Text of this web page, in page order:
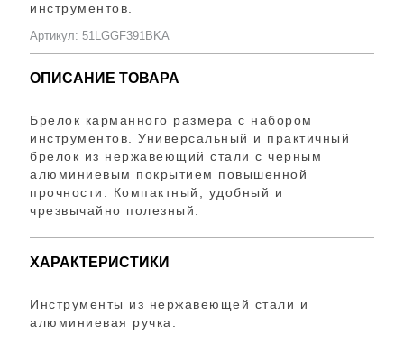
инструментов.
Артикул: 51LGGF391BKA
ОПИСАНИЕ ТОВАРА
Брелок карманного размера с набором
инструментов. Универсальный и практичный
брелок из нержавеющий стали с черным
алюминиевым покрытием повышенной
прочности. Компактный, удобный и
чрезвычайно полезный.
ХАРАКТЕРИСТИКИ
Инструменты из нержавеющей стали и
алюминиевая ручка.